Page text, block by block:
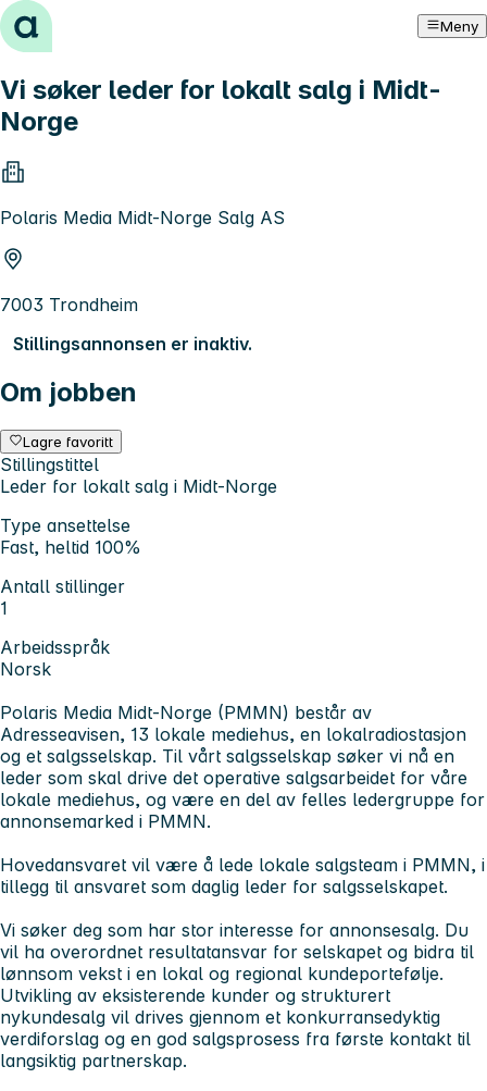
Hopp til innhold Meny
Vi søker leder for lokalt salg i Midt-
Norge
Polaris Media Midt-Norge Salg AS
7003 Trondheim
Stillingsannonsen er inaktiv.
Om jobben
Lagre favoritt
Stillingstittel
Leder for lokalt salg i Midt-Norge
Type ansettelse
Fast, heltid 100%
Antall stillinger
1
Arbeidsspråk
Norsk
Polaris Media Midt-Norge (PMMN) består av
Adresseavisen, 13 lokale mediehus, en lokalradiostasjon
og et salgsselskap. Til vårt salgsselskap søker vi nå en
leder som skal drive det operative salgsarbeidet for våre
lokale mediehus, og være en del av felles ledergruppe for
annonsemarked i PMMN.
Hovedansvaret vil være å lede lokale salgsteam i PMMN, i
tillegg til ansvaret som daglig leder for salgsselskapet.
Vi søker deg som har stor interesse for annonsesalg. Du
vil ha overordnet resultatansvar for selskapet og bidra til
lønnsom vekst i en lokal og regional kundeportefølje.
Utvikling av eksisterende kunder og strukturert
nykundesalg vil drives gjennom et konkurransedyktig
verdiforslag og en god salgsprosess fra første kontakt til
langsiktig partnerskap.